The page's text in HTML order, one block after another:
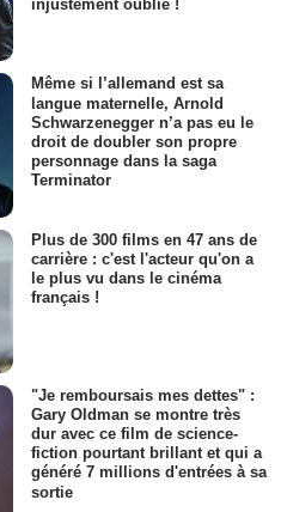
injustement oublié !
Même si l’allemand est sa
langue maternelle, Arnold
Schwarzenegger n’a pas eu le
droit de doubler son propre
personnage dans la saga
Terminator
Plus de 300 films en 47 ans de
carrière : c'est l'acteur qu'on a
le plus vu dans le cinéma
français !
"Je remboursais mes dettes" :
Gary Oldman se montre très
dur avec ce film de science-
fiction pourtant brillant et qui a
généré 7 millions d'entrées à sa
sortie